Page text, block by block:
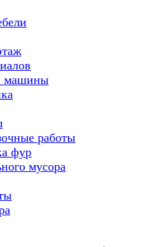
машины
работы
фур
мусора